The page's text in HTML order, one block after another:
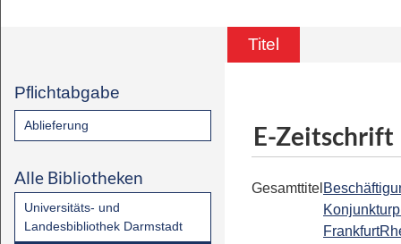
Titel
Pflichtabgabe
Ablieferung
Alle Bibliotheken
Universitäts- und
Landesbibliothek Darmstadt
E-Zeitschrift
Gesamttitel